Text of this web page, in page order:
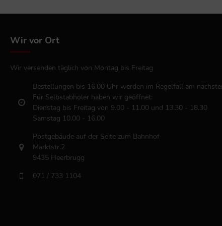
Wir vor Ort
Wir versenden täglich von Montag bis Freitag
Bestellungen bis 16.00 Uhr werden im Regelfall am
Für Selbstabholer haben wir geöffnet:
Dienstag bis Freitag von 9.00 - 11.00 und 13.30 - 18.30
Samstag 10.00 - 16.00
Postgebäude auf der Seite zum Bahnhof
Marktstr.2
9435 Heerbrugg
071 / 733 1104